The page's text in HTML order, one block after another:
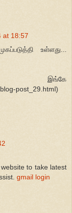
at 18:57
உள்ளது...
இங்கே
post_29.html)
to take latest
gmail login